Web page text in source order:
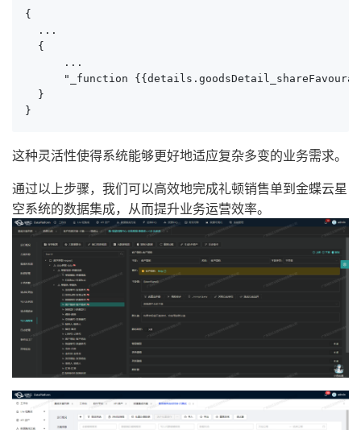
{
  ...
  {
      ...
"_function
  }
}
这种灵活性使得系统能够更好地适应复杂多变的业务需求。
通过以上步骤，我们可以高效地完成礼顿销售单到金蝶云星
空系统的数据集成，从而提升业务运营效率。